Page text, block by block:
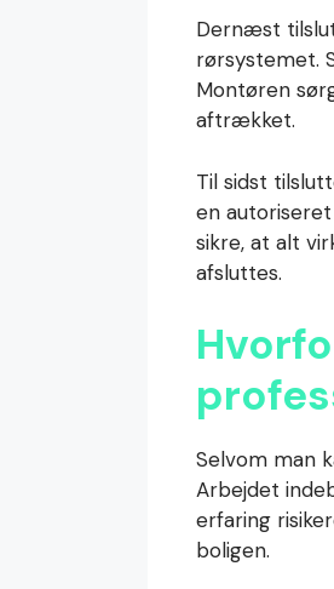
Dernæst
rørsystemet.
Montøren
aftrækket.
Til sidst
en
sikre, at alt
afsluttes.
Selvom man
Arbejdet
erfaring
boligen.